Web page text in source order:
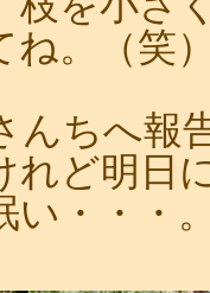
ね。（笑
んちへ報
れど明日
い・・・